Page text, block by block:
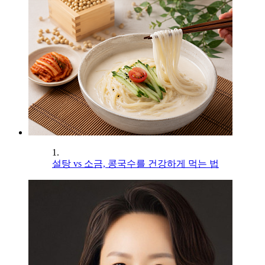
1.
설탕 vs 소금, 콩국수를 건강하게 먹는 법